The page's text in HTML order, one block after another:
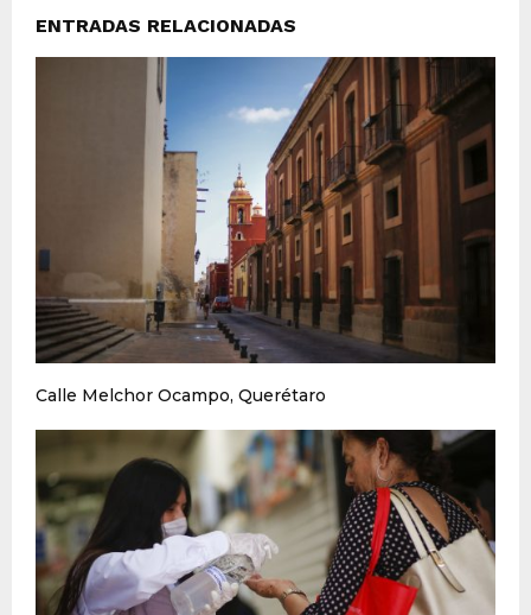
ENTRADAS RELACIONADAS
Calle Melchor Ocampo, Querétaro